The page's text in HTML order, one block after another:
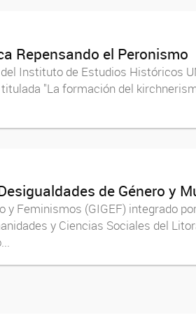
Repensando el Peronismo
Instituto de Estudios Históricos
"La formación del
de Género y
y Feminismos (GIGEF) integrado
y Ciencias Sociales del